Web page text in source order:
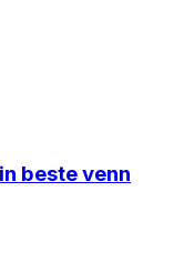
beste venn